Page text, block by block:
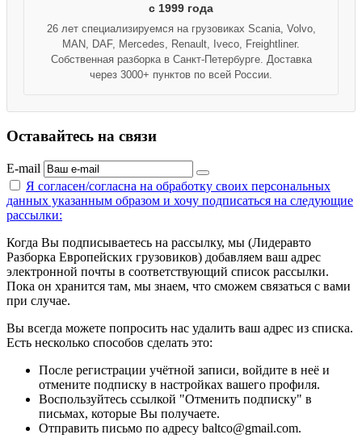
с 1999 года
26 лет специализируемся на грузовиках Scania, Volvo,
MAN, DAF, Mercedes, Renault, Iveco, Freightliner.
Собственная разборка в Санкт-Петербурге. Доставка
через 3000+ пунктов по всей России.
Оставайтесь на связи
E-mail
Я согласен/согласна на обработку своих персональных
данных указанным образом и хочу подписаться на следующие
рассылки:
Когда Вы подписываетесь на рассылку, мы (Лидеравто
Разборка Европейских грузовиков) добавляем ваш адрес
электронной почты в соответствующий список рассылки.
Пока он хранится там, мы знаем, что сможем связаться с вами
при случае.
Вы всегда можете попросить нас удалить ваш адрес из списка.
Есть несколько способов сделать это:
После регистрации учётной записи, войдите в неё и
отмените подписку в настройках вашего профиля.
Воспользуйтесь ссылкой "Отменить подписку" в
письмах, которые Вы получаете.
Отправить письмо по адресу baltco@gmail.com.